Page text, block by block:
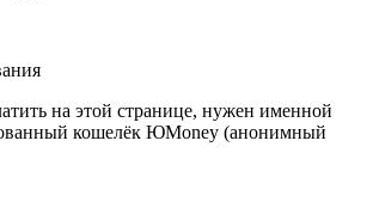
на этой странице, нужен именной
кошелёк ЮMoney (анонимный